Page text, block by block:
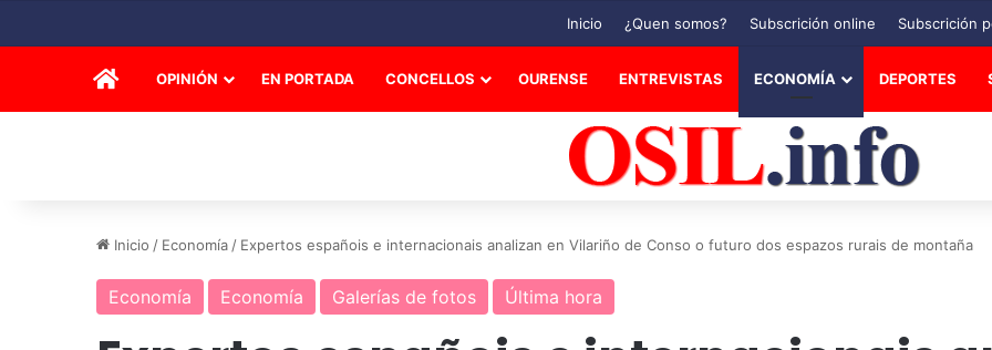
Inicio ¿Quen somos? Subscrición online Subscrición
INICIOOPINIÓN EN PORTADA CONCELLOS OURENSE ENTREVISTAS ECONOMÍA DEPORTES
Inicio / Economía / Expertos españois e internacionais analizan en Vilariño de Conso o futuro dos espazos rurais de montaña
Economía Economía Galerías de fotos Última hora